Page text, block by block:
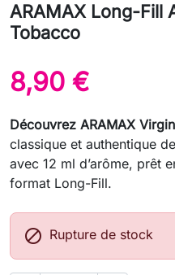
ARAMAX Long-Fill
Tobacco
8,90 €
Découvrez ARAMAX
classique et authentique
avec 12 ml d’arôme, prêt
format Long-Fill.
 Rupture de stock